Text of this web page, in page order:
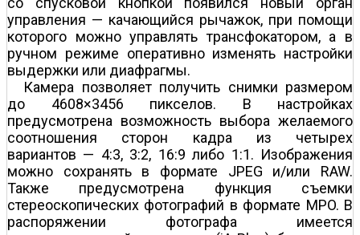
управления — качающийся рычажок, при помощи
которого можно управлять трансфокатором, а в
ручном режиме оперативно изменять настройки
выдержки или диафрагмы.
Камера позволяет получить снимки размером
до 4608×3456 пикселов. В настройках
предусмотрена возможность выбора желаемого
соотношения сторон кадра из четырех
вариантов — 4:3, 3:2, 16:9 либо 1:1. Изображения
можно сохранять в формате JPEG и/или RAW.
Также предусмотрена функция съемки
стереоскопических фотографий в формате MPO. В
распоряжении фотографа имеется